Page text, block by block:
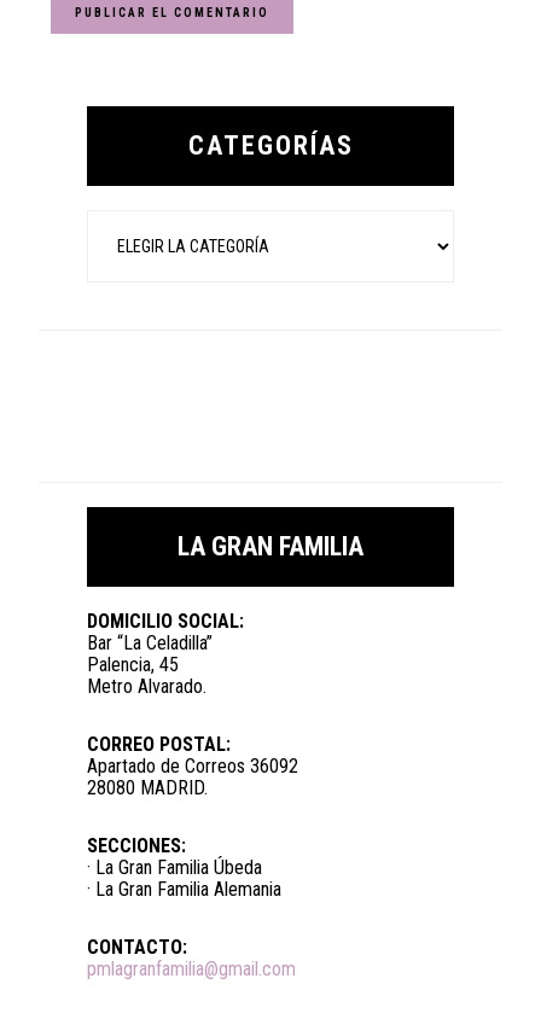
Primary
CATEGORÍAS
LA GRAN FAMILIA
DOMICILIO SOCIAL:
Bar “La Celadilla”
Palencia, 45
Metro Alvarado.
CORREO POSTAL:
Apartado de Correos 36092
28080 MADRID.
SECCIONES:
· La Gran Familia Úbeda
· La Gran Familia Alemania
CONTACTO:
pmlagranfamilia@gmail.com